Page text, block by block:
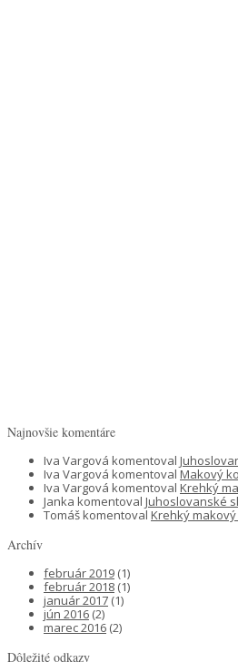
Najnovšie komentáre
Iva Vargová komentoval
Iva Vargová komentoval Makový
Iva Vargová komentoval Krehký
Janka komentoval Juhoslovanské
Tomáškomentoval Krehký
Archív
február 2019 (1)
február 2018 (1)
január 2017 (1)
jún 2016 (2)
marec 2016 (2)
Dôležité odkazy